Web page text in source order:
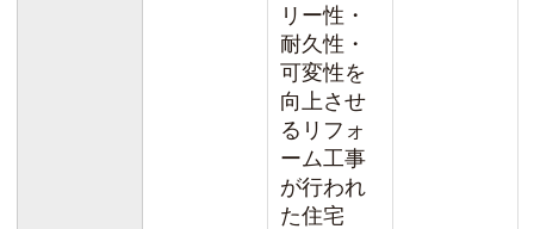
リー性・
耐久性・
可変性を
向上させ
るリフォ
ーム工事
が行われ
た住宅